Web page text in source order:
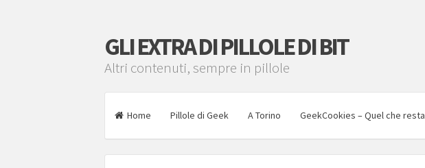
GLI EXTRA DI PILLOLE DI BIT
Altri contenuti, sempre in pillole
Home Pillole di Geek A Torino GeekCookies – Quel che resta